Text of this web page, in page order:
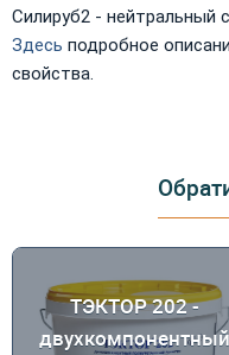
Силируб2 - нейтральный
Здесь подробное
свойства.
ТЭКТОР 202 -
двухкомпонентный